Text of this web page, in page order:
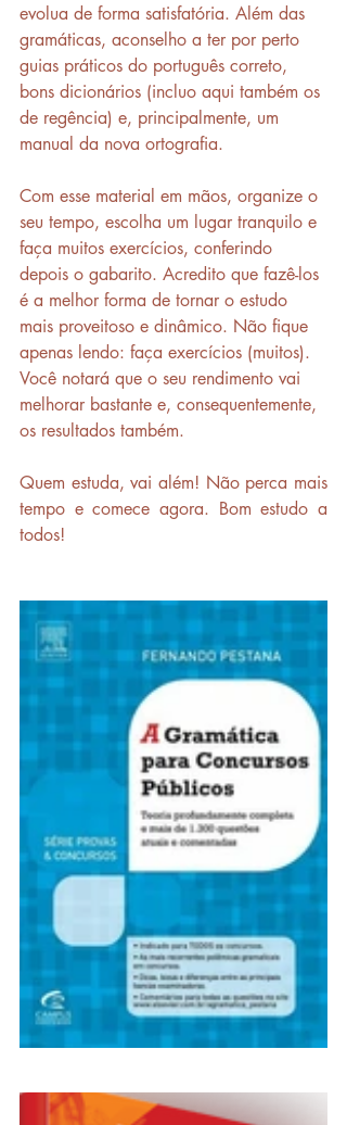
evolua de forma satisfatória. Além das
gramáticas, aconselho a ter por perto
guias práticos do português correto,
bons dicionários (incluo aqui também os
de regência) e, principalmente, um
manual da nova ortografia.
Com esse material em mãos, organize o
seu tempo, escolha um lugar tranquilo e
faça muitos exercícios, conferindo
depois o gabarito. Acredito que fazê-los
é a melhor forma de tornar o estudo
mais proveitoso e dinâmico. Não fique
apenas lendo: faça exercícios (muitos).
Você notará que o seu rendimento vai
melhorar bastante e, consequentemente,
os resultados também.
Quem estuda, vai além! Não perca mais
tempo e comece agora. Bom estudo a
todos!